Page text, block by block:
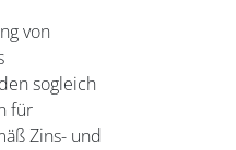
von
sogleich
für
Zins- und